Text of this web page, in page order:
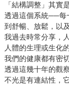
「結構調整」其實
透過這個系統──每
到舒暢、放鬆，以
我過去時常分享，
人體的生理或生化
我們的健康都有密
透過這幾十年的觀
不光是有連結性，